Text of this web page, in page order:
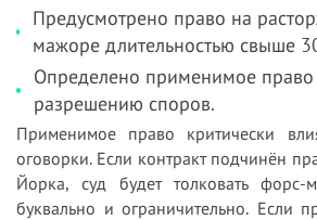
Предусмотрено право на
мажоре длительностью свыше
Определено применимое
разрешению споров.
Применимое право критически
оговорки. Если контракт подчинён
Йорка, суд будет толковать форс-
буквально и ограничительно. Если